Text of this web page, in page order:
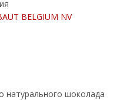
BELGIUM NV
натурального шоколада